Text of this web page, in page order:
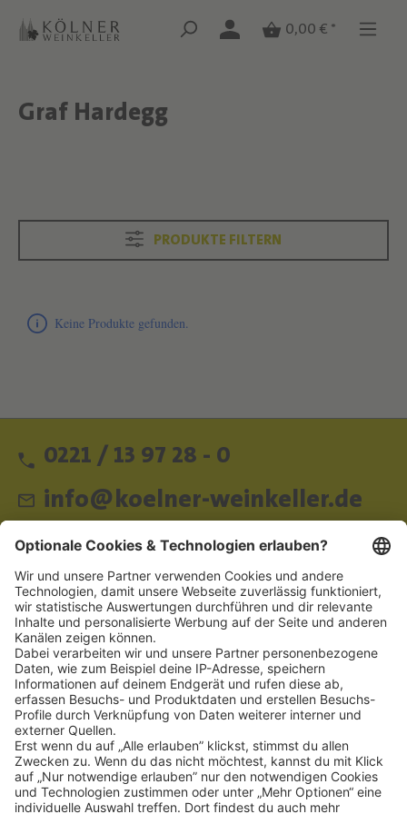
Zum Hauptinhalt springen
Zum Hauptinhalt springen
0,00 € *
Text überspringen
Graf Hardegg
Text überspringen
PRODUKTE FILTERN
Keine Produkte gefunden.
0221 / 13 97 28 - 0
info@koelner-weinkeller.de
Schnellzugriff
ZAHLUNGSMETHODEN
SOCIAL
NEWSLETTER
BESUCHEN SIE UNS